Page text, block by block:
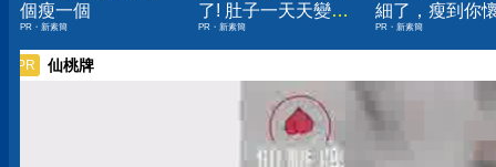
個瘦一個
PR・新素簡
了! 肚子一天天變
小！
PR・新素簡
細了，瘦到你
人生
PR・新素簡
PR 仙桃牌